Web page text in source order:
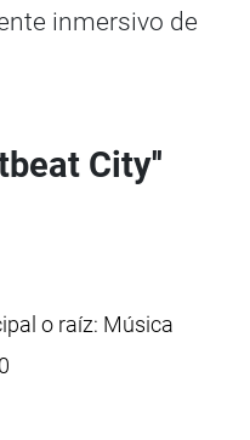
inmersivo de
City''
o raíz: Música